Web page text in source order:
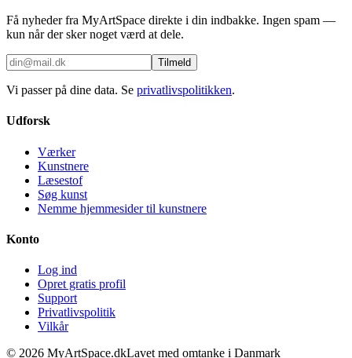
Få nyheder fra MyArtSpace direkte i din indbakke. Ingen spam —
kun når der sker noget værd at dele.
Tilmeld
Vi passer på dine data. Se privatlivspolitikken.
Udforsk
Værker
Kunstnere
Læsestof
Søg kunst
Nemme hjemmesider til kunstnere
Konto
Log ind
Opret gratis profil
Support
Privatlivspolitik
Vilkår
© 2026 MyArtSpace.dkLavet med omtanke i Danmark